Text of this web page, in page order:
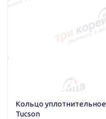
Кольцо уплотнительное
Tucson